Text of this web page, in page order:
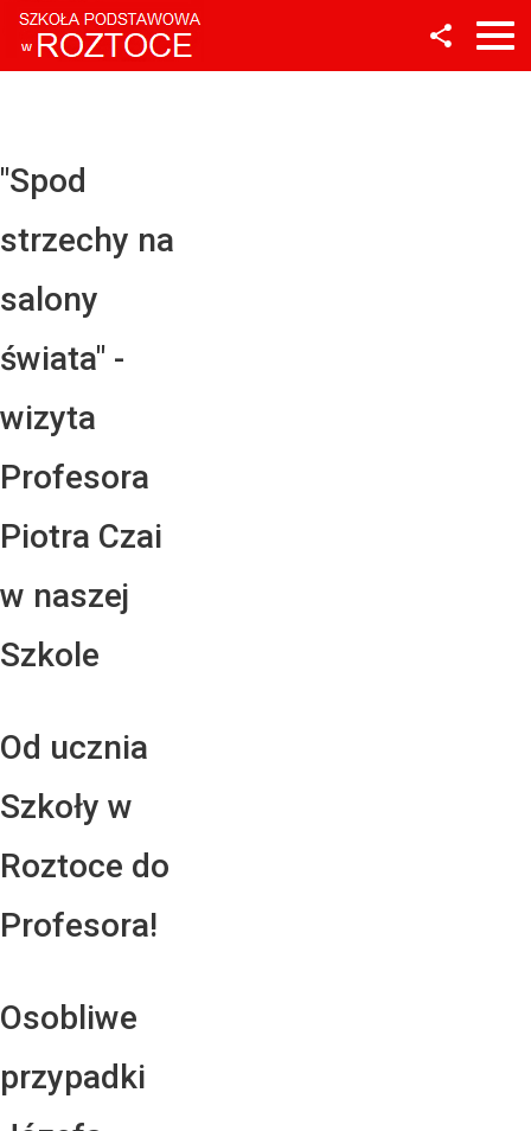
"Spod
strzechy na
salony
świata" -
wizyta
Profesora
Piotra Czai
w naszej
Szkole
Od ucznia
Szkoły w
Roztoce do
Profesora!
Osobliwe
przypadki